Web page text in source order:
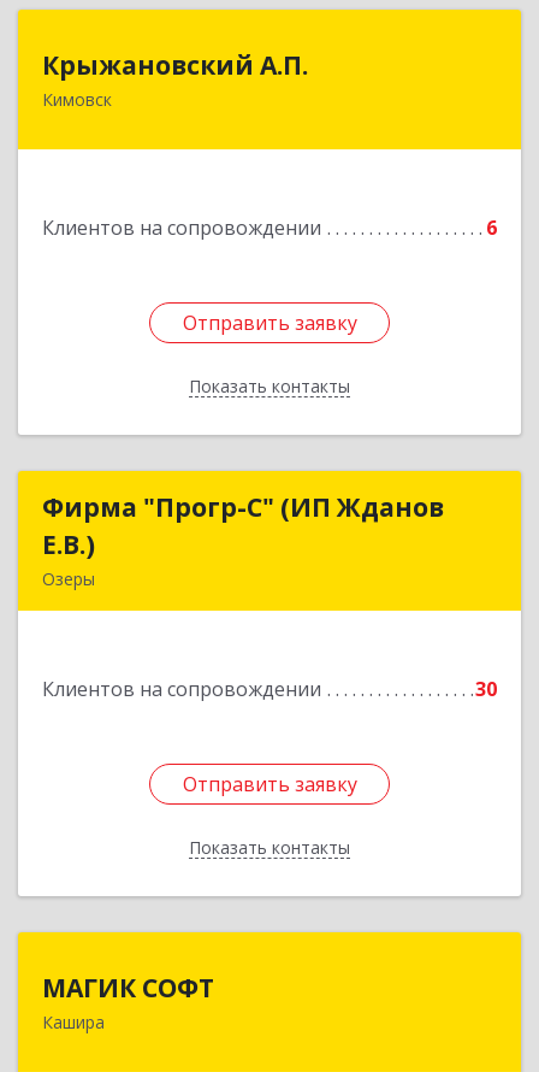
Крыжановский А.П.
Кимовск
Клиентов на сопровождении 6
Отправить заявку
Показать контакты
Крыжановский А.П.
Отправить заявку
Назад
Фирма "Прогр-С" (ИП Жданов
Е.В.)
Озеры
Клиентов на сопровождении 30
Отправить заявку
Показать контакты
Фирма "Прогр-С" (ИП Жданов
Подробнее
Отправить заявку
Назад
МАГИК СОФТ
Кашира